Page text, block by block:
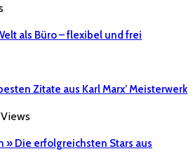
als Büro – flexibel und frei
Zitate aus Karl Marx’ Meisterwerk
Views
» Die erfolgreichsten Stars aus